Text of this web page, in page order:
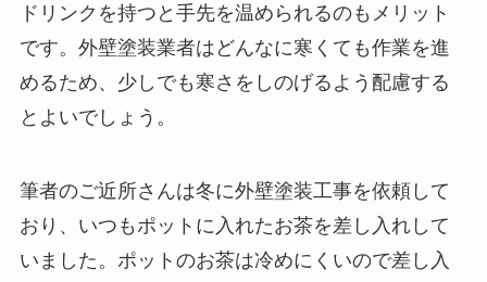
ドリンクを持つと手先を温められるのもメリット
です。外壁塗装業者はどんなに寒くても作業を進
めるため、少しでも寒さをしのげるよう配慮する
とよいでしょう。
筆者のご近所さんは冬に外壁塗装工事を依頼して
おり、いつもポットに入れたお茶を差し入れして
いました。ポットのお茶は冷めにくいので差し入